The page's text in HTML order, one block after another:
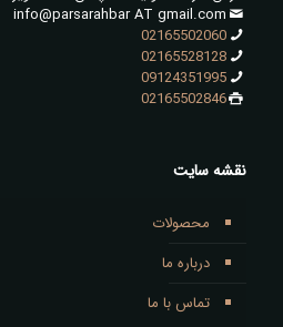
info@parsarahbar AT gmail.com
02165502060
02165528128
09124351995
02165502846
نقشه سایت
محصولات
درباره ما
تماس با ما